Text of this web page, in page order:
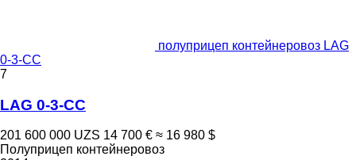
полуприцеп контейнеровоз LAG
0-3-CC
7
LAG 0-3-CC
201 600 000 UZS 14 700 € ≈ 16 980 $
Полуприцеп контейнеровоз